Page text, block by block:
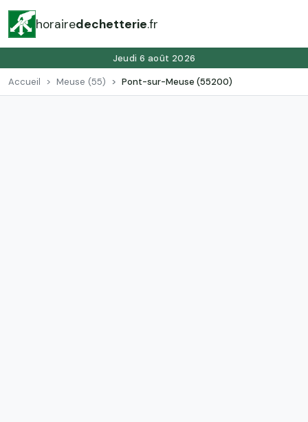
horairedechetterie.fr
Jeudi 6 août 2026
Accueil Meuse (55) Pont-sur-Meuse (55200)